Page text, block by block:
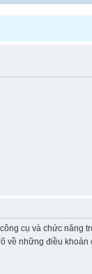
cụ và chức năng
về những điều khoản